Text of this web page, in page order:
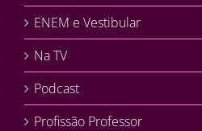
ENEM e Vestibular
Na TV
Podcast
Profissão Professor